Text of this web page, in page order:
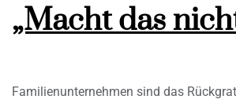
„Macht das
Familienunternehmen sind das